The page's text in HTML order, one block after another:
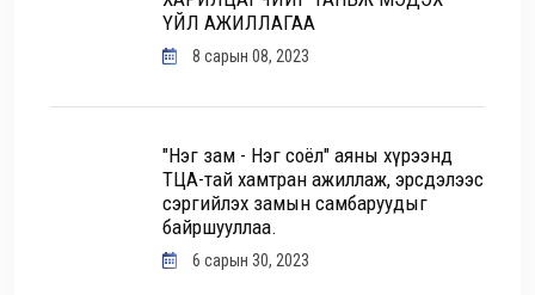
ҮЙЛ АЖИЛЛАГАА
8 сарын 08, 2023
"Нэг зам - Нэг соёл" аяны хүрээнд
ТЦА-тай хамтран ажиллаж, эрсдэлээс
сэргийлэх замын самбаруудыг
байршууллаа.
6 сарын 30, 2023